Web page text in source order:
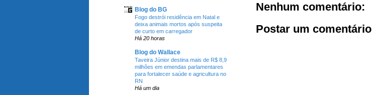
Nenhum comentário:
Postar um comentário
Blog do BG
Fogo destrói residência em Natal e
deixa animais mortos após suspeita
de curto em carregador
Há 20 horas
Blog do Wallace
Taveira Júnior destina mais de R$ 8,9
milhões em emendas parlamentares
para fortalecer saúde e agricultura no
RN
Há um dia